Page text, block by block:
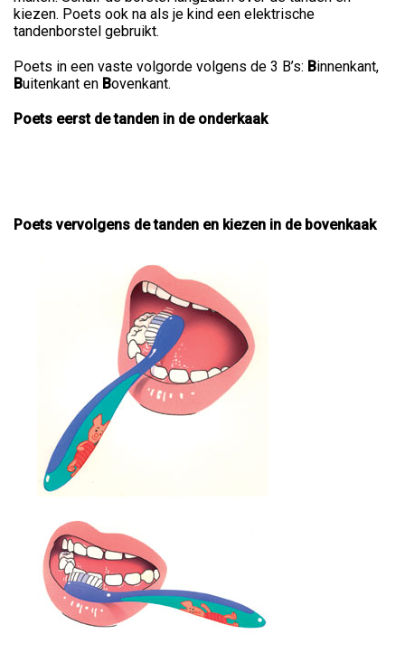
kiezen. Poets ook na als je kind een elektrische
tandenborstel gebruikt.
Poets in een vaste volgorde volgens de 3 B’s: Binnenkant,
Buitenkant en Bovenkant.
Poets eerst de tanden in de onderkaak
Poets vervolgens de tanden en kiezen in de bovenkaak